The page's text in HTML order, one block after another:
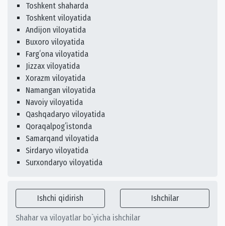
Toshkent shaharda
Toshkent viloyatida
Andijon viloyatida
Buxoro viloyatida
Fargʻona viloyatida
Jizzax viloyatida
Xorazm viloyatida
Namangan viloyatida
Navoiy viloyatida
Qashqadaryo viloyatida
Qoraqalpogʻistonda
Samarqand viloyatida
Sirdaryo viloyatida
Surxondaryo viloyatida
Ishchi qidirish Ishchilar
Shahar va viloyatlar bo`yicha ishchilar